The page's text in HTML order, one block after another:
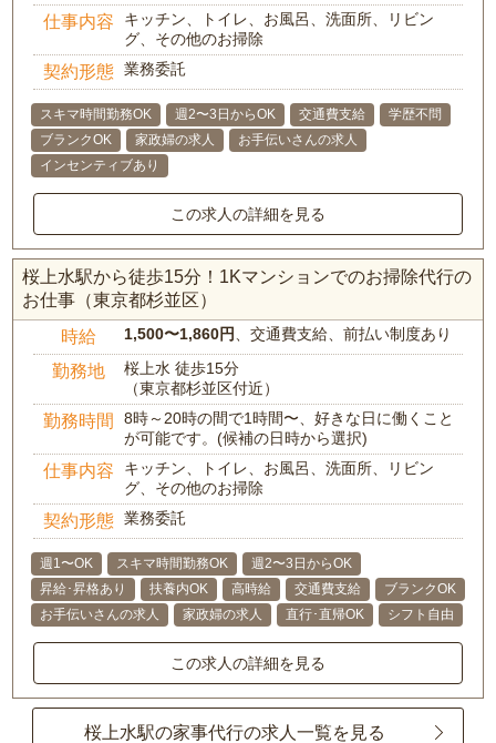
仕事内容
キッチン、トイレ、お風呂、洗面所、リビン
グ、その他のお掃除
契約形態 業務委託
スキマ時間勤務OK 週2〜3日からOK 交通費支給
学歴不問
ブランクOK
家政婦の求人
お手伝いさんの求人
インセンティブあり
この求人の詳細を見る
桜上水駅から徒歩15分！1Kマンションでのお掃除代行の
お仕事（東京都杉並区）
時給 1,500〜1,860円、交通費支給、前払い制度あり
勤務地
桜上水 徒歩15分
（東京都杉並区付近）
勤務時間
8時～20時の間で1時間〜、好きな日に働くこと
が可能です。(候補の日時から選択)
仕事内容
キッチン、トイレ、お風呂、洗面所、リビン
グ、その他のお掃除
契約形態 業務委託
週1〜OK スキマ時間勤務OK
週2〜3日からOK
昇給･昇格あり
扶養内OK 高時給 交通費支給
ブランクOK
お手伝いさんの求人
家政婦の求人 直行･直帰OK シフト自由
この求人の詳細を見る
桜上水駅の家事代行の求人一覧を見る